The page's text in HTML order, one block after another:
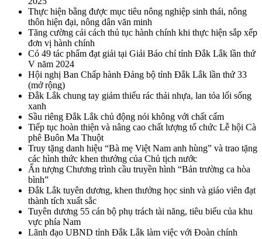
Thực hiện bằng được mục tiêu nông nghiệp sinh thái, nông
thôn hiện đại, nông dân văn minh
Tăng cường cải cách thủ tục hành chính khi thực hiện sắp xếp
đơn vị hành chính
Có 49 tác phẩm đạt giải tại Giải Báo chí tỉnh Đắk Lắk lần thứ
V năm 2024
Hội nghị Ban Chấp hành Đảng bộ tỉnh Đắk Lắk lần thứ 33
(mở rộng)
Đắk Lắk chung tay giảm thiểu rác thải nhựa, lan tỏa lối sống
xanh
Sầu riêng Đắk Lắk chủ động nói không với chất cấm
Tiếp tục hoàn thiện và nâng cao chất lượng tổ chức Lễ hội Cà
phê Buôn Ma Thuột
Truy tặng danh hiệu “Bà mẹ Việt Nam anh hùng” và trao tặng
các hình thức khen thưởng của Chủ tịch nước
Ấn tượng Chương trình cầu truyền hình “Bản trường ca hòa
bình”
Đắk Lắk tuyên dương, khen thưởng học sinh và giáo viên đạt
thành tích xuất sắc
Tuyên dương 55 cán bộ phụ trách tài năng, tiêu biểu của khu
vực phía Nam
Lãnh đạo UBND tỉnh Đắk Lắk làm việc với Đoàn chính